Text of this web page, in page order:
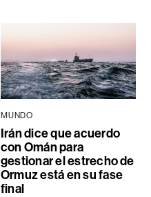
MUNDO
Irán dice que acuerdo
con Omán para
gestionar el estrecho de
Ormuz está en su fase
final